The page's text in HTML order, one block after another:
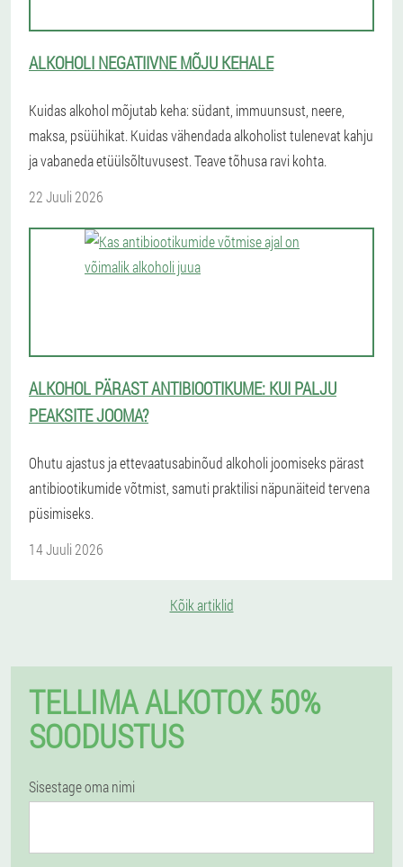
ALKOHOLI NEGATIIVNE MÕJU KEHALE
Kuidas alkohol mõjutab keha: südant, immuunsust, neere,
maksa, psüühikat. Kuidas vähendada alkoholist tulenevat kahju
ja vabaneda etüülsõltuvusest. Teave tõhusa ravi kohta.
22 Juuli 2026
ALKOHOL PÄRAST ANTIBIOOTIKUME: KUI PALJU
PEAKSITE JOOMA?
Ohutu ajastus ja ettevaatusabinõud alkoholi joomiseks pärast
antibiootikumide võtmist, samuti praktilisi näpunäiteid tervena
püsimiseks.
14 Juuli 2026
Kõik artiklid
TELLIMA ALKOTOX 50%
SOODUSTUS
Sisestage oma nimi